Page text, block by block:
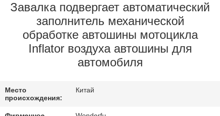
ПРОВЕРКА
КАЧЕСТВА
СВЯЖИТЕСЬ
СПРОСИТЕ
Завалка подвергает автоматический
заполнитель механической
обработке автошины мотоцикла
Inflator воздуха автошины для
автомобиля
Место
происхождения:
Китай